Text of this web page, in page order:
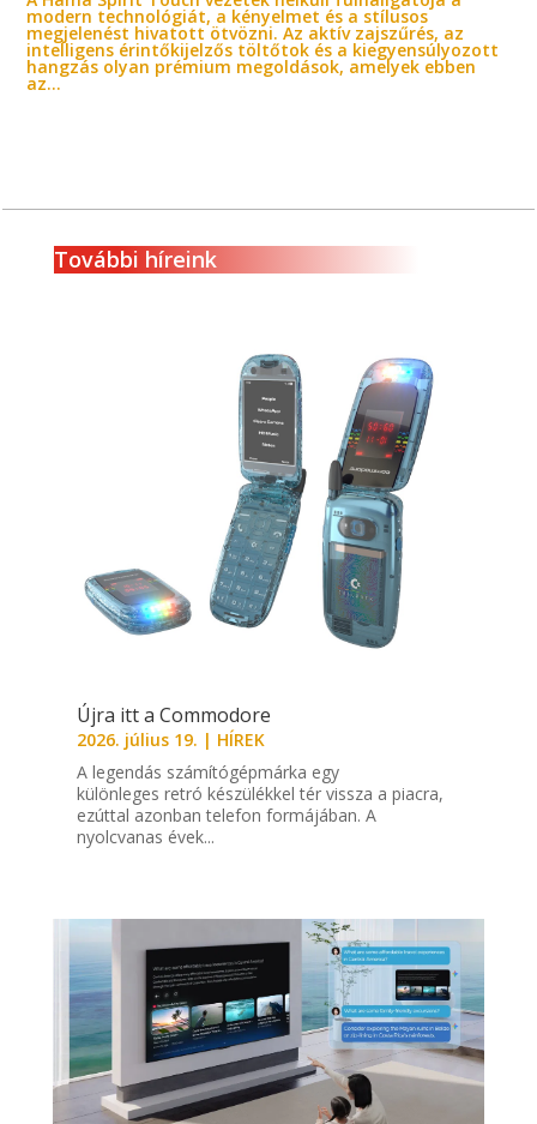
modern technológiát, a kényelmet és a stílusos
megjelenést hivatott ötvözni. Az aktív zajszűrés, az
intelligens érintőkijelzős töltőtok és a kiegyensúlyozott
hangzás olyan prémium megoldások, amelyek ebben
az...
További híreink
Újra itt a Commodore
2026. július 19. | HÍREK
A legendás számítógépmárka egy
különleges retró készülékkel tér vissza a piacra,
ezúttal azonban telefon formájában. A
nyolcvanas évek...